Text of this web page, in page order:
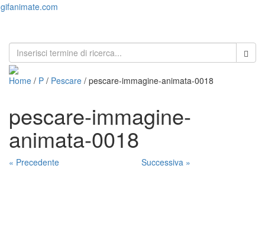
gifanimate.com
Home / P / Pescare / pescare-immagine-animata-0018
pescare-immagine-
animata-0018
« Precedente Successiva »